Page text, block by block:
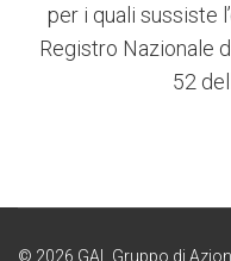
per i quali sussiste
Registro Nazionale
52
© 2026 GAL Gruppo di